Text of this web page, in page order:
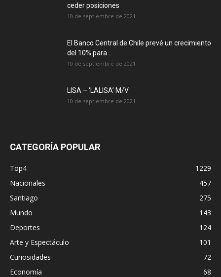
ceder posiciones
10 de septiembre de 2021
El Banco Central de Chile prevé un crecimiento
del 10% para...
10 de septiembre de 2021
LISA – ‘LALISA’ M/V
10 de septiembre de 2021
CATEGORÍA POPULAR
Top4
1229
Nacionales
457
Santiago
275
Mundo
143
Deportes
124
Arte y Espectáculo
101
Curiosidades
72
Economía
68